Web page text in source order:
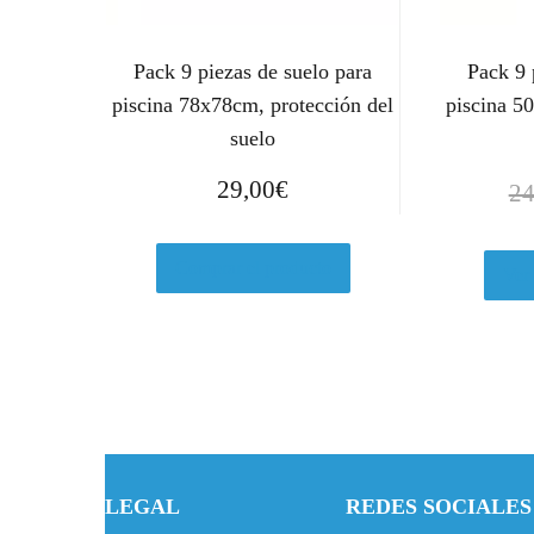
Pack 9 piezas de suelo para
piscina 78x78cm, protección del
suelo
29,00€
Pack 9
piscina
LEGAL REDES SOCIALES